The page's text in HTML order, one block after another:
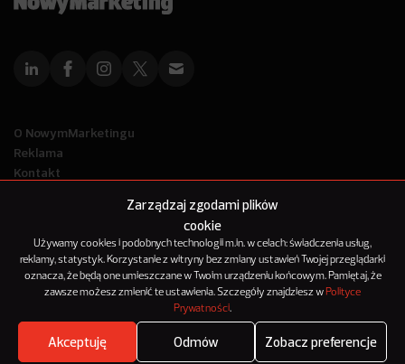
Zarządzaj zgodami plików
cookie
Używamy cookies i podobnych technologii m.in. w celach: świadczenia usług,
reklamy, statystyk. Korzystanie z witryny bez zmiany ustawień Twojej przeglądarki
oznacza, że będą one umieszczane w Twoim urządzeniu końcowym. Pamiętaj, że
zawsze możesz zmienić te ustawienia. Szczegóły znajdziesz w Polityce
Prywatności.
Akceptuję Odmów Zobacz preferencje
Where's the beef?
O NowymMarketingu
Reklama
Kontakt
© 2012-2025
NowyMarketing jest marką 143Media Sp. z o.o.